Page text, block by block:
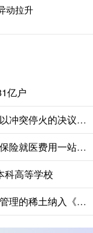
动拉升
亿户
同翔网 安理会闭门会议未通过呼吁巴以冲突停火的决议 中国外交部回应
豪瑞优配 国家卫健委：推动商业健康保险就医费用一站式结算
科高等学校
方舟配资 商务部：将实施出口许可证管理的稀土纳入《实行出口报告的能源资源产品目录》